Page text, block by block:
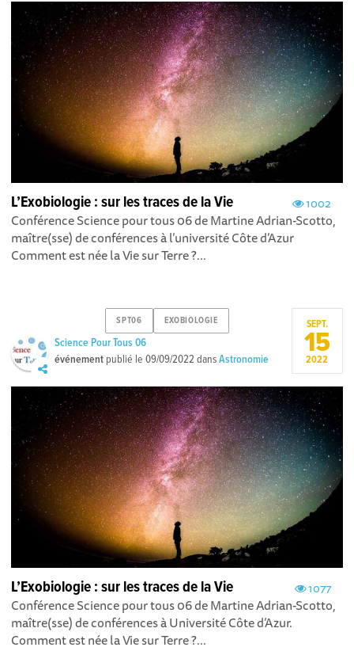
1002
L’Exobiologie : sur les traces de la Vie
Conférence Science pour tous 06 de Martine Adrian-Scotto,
maître(sse) de conférences à l’université Côte d’Azur
Comment est née la Vie sur Terre ?...
SPT06 EXOBIOLOGIE
Science Pour Tous 06
événement publié le09/09/2022 dansAstronomie
SEPT.
15
2022
1077
L’Exobiologie : sur les traces de la Vie
Conférence Science pour tous 06 de Martine Adrian-Scotto,
maître(sse) de conférences à Université Côte d’Azur.
Comment est née la Vie sur Terre ?...